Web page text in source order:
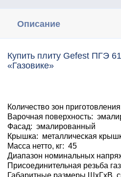
Описание
Купить плиту Gefest ПГЭ
«Газовике»
Количество зон
Варочная поверхность:
Фасад: эмалированный
Крышка: металлическая
Масса нетто, кг: 45
Диапазон номинальных
Присоединительная резьба
Габаритные размеры ШхГхВ,